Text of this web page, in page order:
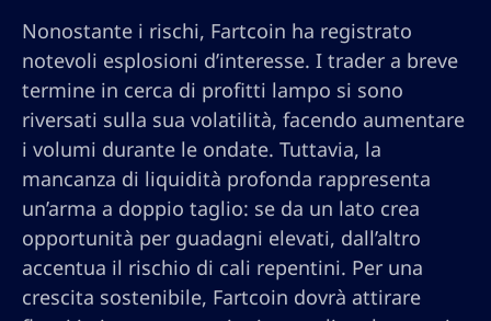
Nonostante i rischi, Fartcoin ha registrato
notevoli esplosioni d’interesse. I trader a breve
termine in cerca di profitti lampo si sono
riversati sulla sua volatilità, facendo aumentare
i volumi durante le ondate. Tuttavia, la
mancanza di liquidità profonda rappresenta
un’arma a doppio taglio: se da un lato crea
opportunità per guadagni elevati, dall’altro
accentua il rischio di cali repentini. Per una
crescita sostenibile, Fartcoin dovrà attirare